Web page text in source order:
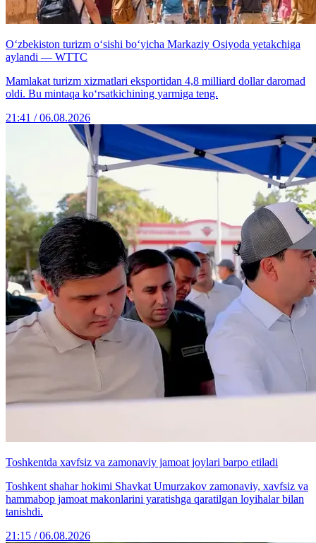
O‘zbekiston turizm o‘sishi bo‘yicha Markaziy Osiyoda yetakchiga
aylandi — WTTC
Mamlakat turizm xizmatlari eksportidan 4,8 milliard dollar daromad
oldi. Bu mintaqa ko‘rsatkichining yarmiga teng.
21:41 / 06.08.2026
Toshkentda xavfsiz va zamonaviy jamoat joylari barpo etiladi
Toshkent shahar hokimi Shavkat Umurzakov zamonaviy, xavfsiz va
hammabop jamoat makonlarini yaratishga qaratilgan loyihalar bilan
tanishdi.
21:15 / 06.08.2026